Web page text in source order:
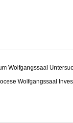
Wolfgangssaal
Wolfgangssaal